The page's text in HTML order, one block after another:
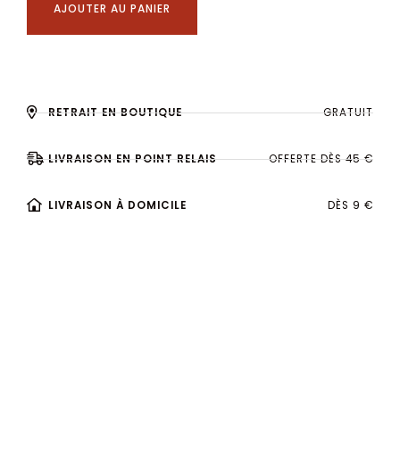
AJOUTER AU PANIER
RETRAIT EN BOUTIQUE GRATUIT
LIVRAISON EN POINT RELAIS OFFERTE DÈS 45 €
LIVRAISON À DOMICILE DÈS 9 €